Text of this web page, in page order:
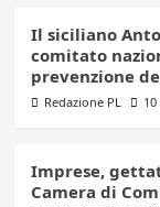
Il siciliano
comitato
prevenzione
Redazione PL
Imprese,
Camera di